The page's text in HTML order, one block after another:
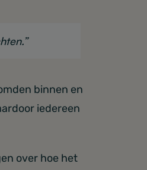
binnen en
iedereen
over hoe het